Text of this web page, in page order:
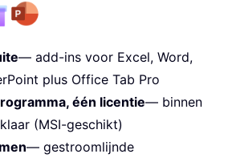
— add-ins voor Excel, Word,
plus Office Tab Pro
één licentie— binnen
(MSI-geschikt)
— gestroomlijnde